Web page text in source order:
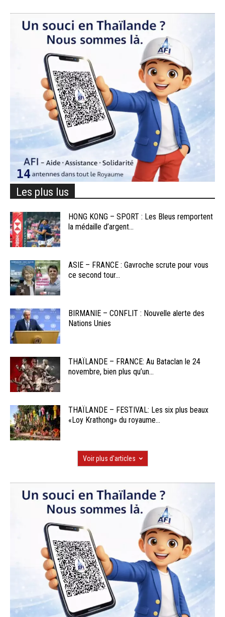
Les plus lus
HONG KONG – SPORT : Les Bleus remportent
la médaille d’argent...
ASIE – FRANCE : Gavroche scrute pour vous
ce second tour...
BIRMANIE – CONFLIT : Nouvelle alerte des
Nations Unies
THAÏLANDE – FRANCE: Au Bataclan le 24
novembre, bien plus qu’un...
THAÏLANDE – FESTIVAL: Les six plus beaux
«Loy Krathong» du royaume...
Voir plus d'articles